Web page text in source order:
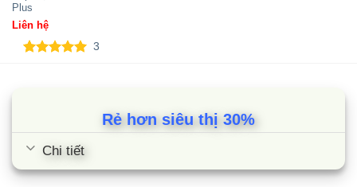
Cùng Chủ Đề:
Plus
Liên hệ
3
Rẻ hơn siêu thị 30%
Chi tiết